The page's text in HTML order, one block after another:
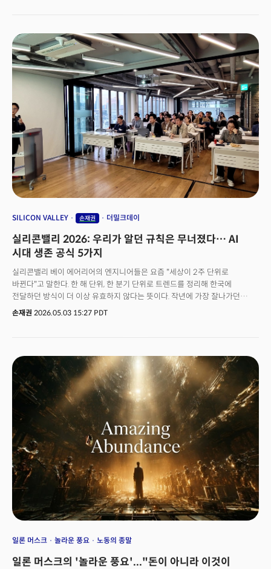
해부한다. 👉 더밀크 유튜브채널 바로가기 🚀 더밀크 회원으로 가입하고 주
3~4회 뷰스레터 무료로 받아보기
SILICON VALLEY 손재권 더밀크데이
실리콘밸리 2026: 우리가 알던 규칙은 무너졌다… AI
시대 생존 공식 5가지
실리콘밸리 베이 에어리어의 엔지니어들은 요즘 "세상이 2주 단위로
바뀐다"고 말한다. 한 해 단위, 한 분기 단위로 트렌드를 정리해 한국에
전달하던 방식이 더 이상 유효하지 않다는 뜻이다. 작년에 가장 잘나가던
회사가 올해 1분기에 매각됐다. 이런 속도로 진행되는 변화 앞에서
손가락 다섯 개로 할 수 있는 작업이 산업적으로 무엇을 의미하는지 현장에서
보고 들었다. 그 안에서 얻은 통찰, 그리고 한국 비즈니스 독자들이 지금 당장
무엇을 점검해야 하는지를 다섯 개의 축으로 정리한다. [강연 목차]1. 일이
개념이 바뀌었다: "개발한다"는 말이 성립하지 않는 시대1-1. 토큰 맥싱
(Token Maxxing): 사용량이 곧 KPI1-2. AI는 앱이 아니라 새로운 시대의
전기인 이유2. 투자 환경이 바뀌었다: 풍요 속의 가뭄, 초거대 투자유치의
그늘2-1. 오픈AI 단일 거래가 전체 시장의 43%2-2. 투자금 회수 가뭄, 그리고
구주 거래의 부상2-3. 유니콘은 미국 독점, 모멘텀은 물리적 계층으로3.
스타트업 생존공식이 바뀌었다: 스티브 블랭크의 경고3-1. 붕괴된 세 개의
법칙3-2. "자본으로 시간을 살 수 있는 시대"3-3. SaaS 아포칼립스: 진짜
해자는 어디에 있는가?4. 실리콘밸리는 이런 스타트업을 찾는다. 5. 한국
스타트업과 VC, 이렇게 해야 한다5-1. 시작부터 글로벌5-2. 결국 남는 것은
'본질에 기반한 진화력'
손재권 2026.05.03 15:27 PDT
일론 머스크 놀라운 풍요 노동의 종말
일론 머스크의 '놀라운 풍요'..."돈이 아니라 이것이